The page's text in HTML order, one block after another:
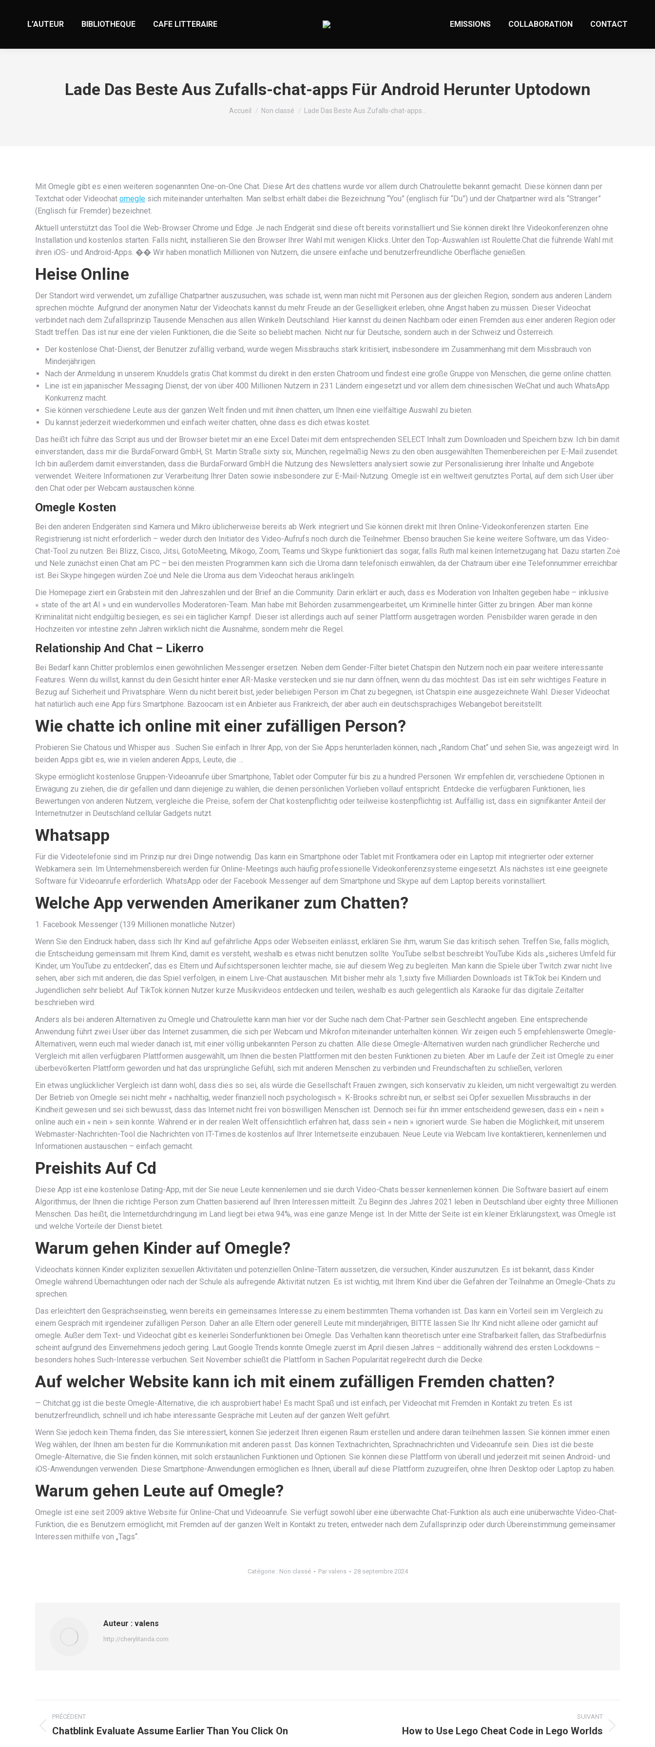
L’AUTEUR BIBLIOTHEQUE CAFE LITTERAIRE EMISSIONS COLLABORATION CONTACT
Lade Das Beste Aus Zufalls-chat-apps Für Android Herunter Uptodown
Vous êtes ici :
Accueil Non classé Lade Das Beste Aus Zufalls-chat-apps…
Mit Omegle gibt es einen weiteren sogenannten One-on-One Chat. Diese Art des chattens wurde vor allem durch Chatroulette bekannt gemacht. Diese können dann per
Textchat oder Videochat omegle sich miteinander unterhalten. Man selbst erhält dabei die Bezeichnung “You” (englisch für “Du”) und der Chatpartner wird als “Stranger”
(Englisch für Fremder) bezeichnet.
Aktuell unterstützt das Tool die Web-Browser Chrome und Edge. Je nach Endgerät sind diese oft bereits vorinstalliert und Sie können direkt Ihre Videokonferenzen ohne
Installation und kostenlos starten. Falls nicht, installieren Sie den Browser Ihrer Wahl mit wenigen Klicks. Unter den Top-Auswahlen ist Roulette.Chat die führende Wahl mit
ihren iOS- und Android-Apps. �� Wir haben monatlich Millionen von Nutzern, die unsere einfache und benutzerfreundliche Oberfläche genießen.
Heise Online
Der Standort wird verwendet, um zufällige Chatpartner auszusuchen, was schade ist, wenn man nicht mit Personen aus der gleichen Region, sondern aus anderen Ländern
sprechen möchte. Aufgrund der anonymen Natur der Videochats kannst du mehr Freude an der Geselligkeit erleben, ohne Angst haben zu müssen. Dieser Videochat
verbindet nach dem Zufallsprinzip Tausende Menschen aus allen Winkeln Deutschland. Hier kannst du deinen Nachbarn oder einen Fremden aus einer anderen Region oder
Stadt treffen. Das ist nur eine der vielen Funktionen, die die Seite so beliebt machen. Nicht nur für Deutsche, sondern auch in der Schweiz und Österreich.
Der kostenlose Chat-Dienst, der Benutzer zufällig verband, wurde wegen Missbrauchs stark kritisiert, insbesondere im Zusammenhang mit dem Missbrauch von
Minderjährigen.
Nach der Anmeldung in unserem Knuddels gratis Chat kommst du direkt in den ersten Chatroom und findest eine große Gruppe von Menschen, die gerne online chatten.
Line ist ein japanischer Messaging Dienst, der von über 400 Millionen Nutzern in 231 Ländern eingesetzt und vor allem dem chinesischen WeChat und auch WhatsApp
Konkurrenz macht.
Sie können verschiedene Leute aus der ganzen Welt finden und mit ihnen chatten, um Ihnen eine vielfältige Auswahl zu bieten.
Du kannst jederzeit wiederkommen und einfach weiter chatten, ohne dass es dich etwas kostet.
Das heißt ich führe das Script aus und der Browser bietet mir an eine Excel Datei mit dem entsprechenden SELECT Inhalt zum Downloaden und Speichern bzw. Ich bin damit
einverstanden, dass mir die BurdaForward GmbH, St. Martin Straße sixty six, München, regelmäßig News zu den oben ausgewählten Themenbereichen per E-Mail zusendet.
Ich bin außerdem damit einverstanden, dass die BurdaForward GmbH die Nutzung des Newsletters analysiert sowie zur Personalisierung ihrer Inhalte und Angebote
verwendet. Weitere Informationen zur Verarbeitung Ihrer Daten sowie insbesondere zur E-Mail-Nutzung. Omegle ist ein weltweit genutztes Portal, auf dem sich User über
den Chat oder per Webcam austauschen könne.
Omegle Kosten
Bei den anderen Endgeräten sind Kamera und Mikro üblicherweise bereits ab Werk integriert und Sie können direkt mit Ihren Online-Videokonferenzen starten. Eine
Registrierung ist nicht erforderlich – weder durch den Initiator des Video-Aufrufs noch durch die Teilnehmer. Ebenso brauchen Sie keine weitere Software, um das Video-
Chat-Tool zu nutzen. Bei Blizz, Cisco, Jitsi, GotoMee­ting, Mikogo, Zoom, Teams und Skype funk­tioniert das sogar, falls Ruth mal keinen Internet­zugang hat. Dazu starten Zoė
und Nele zunächst einen Chat am PC – bei den meisten Programmen kann sich die Uroma dann telefo­nisch einwählen, da der Chatraum über eine Telefon­nummer erreich­bar
ist. Bei Skype hingegen würden Zoė und Nele die Uroma aus dem Video­chat heraus anklingeln.
Die Homepage ziert ein Grabstein mit den Jahreszahlen und der Brief an die Community. Darin erklärt er auch, dass es Moderation von Inhalten gegeben habe – inklusive
« state of the art AI » und ein wundervolles Moderatoren-Team. Man habe mit Behörden zusammengearbeitet, um Kriminelle hinter Gitter zu bringen. Aber man könne
Kriminalität nicht endgültig besiegen, es sei ein täglicher Kampf. Dieser ist allerdings auch auf seiner Plattform ausgetragen worden. Penisbilder waren gerade in den
Hochzeiten vor intestine zehn Jahren wirklich nicht die Ausnahme, sondern mehr die Regel.
Relationship And Chat – Likerro
Bei Bedarf kann Chitter problemlos einen gewöhnlichen Messenger ersetzen. Neben dem Gender-Filter bietet Chatspin den Nutzern noch ein paar weitere interessante
Features. Wenn du willst, kannst du dein Gesicht hinter einer AR-Maske verstecken und sie nur dann öffnen, wenn du das möchtest. Das ist ein sehr wichtiges Feature in
Bezug auf Sicherheit und Privatsphäre. Wenn du nicht bereit bist, jeder beliebigen Person im Chat zu begegnen, ist Chatspin eine ausgezeichnete Wahl. Dieser Videochat
hat natürlich auch eine App fürs Smartphone. Bazoocam ist ein Anbieter aus Frankreich, der aber auch ein deutschsprachiges Webangebot bereitstellt.
Wie chatte ich online mit einer zufälligen Person?
Probieren Sie Chatous und Whisper aus . Suchen Sie einfach in Ihrer App, von der Sie Apps herunterladen können, nach „Random Chat“ und sehen Sie, was angezeigt wird. In
beiden Apps gibt es, wie in vielen anderen Apps, Leute, die …
Skype ermöglicht kostenlose Gruppen-Videoanrufe über Smartphone, Tablet oder Computer für bis zu a hundred Personen. Wir empfehlen dir, verschiedene Optionen in
Erwägung zu ziehen, die dir gefallen und dann diejenige zu wählen, die deinen persönlichen Vorlieben vollauf entspricht. Entdecke die verfügbaren Funktionen, lies
Bewertungen von anderen Nutzern, vergleiche die Preise, sofern der Chat kostenpflichtig oder teilweise kostenpflichtig ist. Auffällig ist, dass ein signifikanter Anteil der
Internetnutzer in Deutschland cellular Gadgets nutzt.
Whatsapp
Für die Videotelefonie sind im Prinzip nur drei Dinge notwendig. Das kann ein Smartphone oder Tablet mit Frontkamera oder ein Laptop mit integrierter oder externer
Webkamera sein. Im Unternehmensbereich werden für Online-Meetings auch häufig professionelle Videokonferenzsysteme eingesetzt. Als nächstes ist eine geeignete
Software für Videoanrufe erforderlich. WhatsApp oder der Facebook Messenger auf dem Smartphone und Skype auf dem Laptop bereits vorinstalliert.
Welche App verwenden Amerikaner zum Chatten?
1. Facebook Messenger (139 Millionen monatliche Nutzer)
Wenn Sie den Eindruck haben, dass sich Ihr Kind auf gefährliche Apps oder Webseiten einlässt, erklären Sie ihm, warum Sie das kritisch sehen. Treffen Sie, falls möglich,
die Entscheidung gemeinsam mit Ihrem Kind, damit es versteht, weshalb es etwas nicht benutzen sollte. YouTube selbst beschreibt YouTube Kids als „sicheres Umfeld für
Kinder, um YouTube zu entdecken“, das es Eltern und Aufsichtspersonen leichter mache, sie auf diesem Weg zu begleiten. Man kann die Spiele über Twitch zwar nicht live
sehen, aber sich mit anderen, die das Spiel verfolgen, in einem Live-Chat austauschen. Mit bisher mehr als 1,sixty five Milliarden Downloads ist TikTok bei Kindern und
Jugendlichen sehr beliebt. Auf TikTok können Nutzer kurze Musikvideos entdecken und teilen, weshalb es auch gelegentlich als Karaoke für das digitale Zeitalter
beschrieben wird.
Anders als bei anderen Alternativen zu Omegle und Chatroulette kann man hier vor der Suche nach dem Chat-Partner sein Geschlecht angeben. Eine entsprechende
Anwendung führt zwei User über das Internet zusammen, die sich per Webcam und Mikrofon miteinander unterhalten können. Wir zeigen euch 5 empfehlenswerte Omegle-
Alternativen, wenn euch mal wieder danach ist, mit einer völlig unbekannten Person zu chatten. Alle diese Omegle-Alternativen wurden nach gründlicher Recherche und
Vergleich mit allen verfügbaren Plattformen ausgewählt, um Ihnen die besten Plattformen mit den besten Funktionen zu bieten. Aber im Laufe der Zeit ist Omegle zu einer
überbevölkerten Plattform geworden und hat das ursprüngliche Gefühl, sich mit anderen Menschen zu verbinden und Freundschaften zu schließen, verloren.
Ein etwas unglücklicher Vergleich ist dann wohl, dass dies so sei, als würde die Gesellschaft Frauen zwingen, sich konservativ zu kleiden, um nicht vergewaltigt zu werden.
Der Betrieb von Omegle sei nicht mehr « nachhaltig, weder finanziell noch psychologisch ». K-Brooks schreibt nun, er selbst sei Opfer sexuellen Missbrauchs in der
Kindheit gewesen und sei sich bewusst, dass das Internet nicht frei von böswilligen Menschen ist. Dennoch sei für ihn immer entscheidend gewesen, dass ein « nein »
online auch ein « nein » sein konnte. Während er in der realen Welt offensichtlich erfahren hat, dass sein « nein » ignoriert wurde. Sie haben die Möglichkeit, mit unserem
Webmaster-Nachrichten-Tool die Nachrichten von IT-Times.de kostenlos auf Ihrer Internetseite einzubauen. Neue Leute via Webcam live kontaktieren, kennenlernen und
Informationen austauschen – einfach gemacht.
Preishits Auf Cd
Diese App ist eine kostenlose Dating-App, mit der Sie neue Leute kennenlernen und sie durch Video-Chats besser kennenlernen können. Die Software basiert auf einem
Algorithmus, der Ihnen die richtige Person zum Chatten basierend auf Ihren Interessen mitteilt. Zu Beginn des Jahres 2021 leben in Deutschland über eighty three Millionen
Menschen. Das heißt, die Internetdurchdringung im Land liegt bei etwa 94%, was eine ganze Menge ist. In der Mitte der Seite ist ein kleiner Erklärungstext, was Omegle ist
und welche Vorteile der Dienst bietet.
Warum gehen Kinder auf Omegle?
Videochats können Kinder expliziten sexuellen Aktivitäten und potenziellen Online-Tätern aussetzen, die versuchen, Kinder auszunutzen. Es ist bekannt, dass Kinder
Omegle während Übernachtungen oder nach der Schule als aufregende Aktivität nutzen. Es ist wichtig, mit Ihrem Kind über die Gefahren der Teilnahme an Omegle-Chats zu
sprechen.
Das erleichtert den Gesprächseinstieg, wenn bereits ein gemeinsames Interesse zu einem bestimmten Thema vorhanden ist. Das kann ein Vorteil sein im Vergleich zu
einem Gespräch mit irgendeiner zufälligen Person. Daher an alle Eltern oder generell Leute mit minderjährigen, BITTE lassen Sie Ihr Kind nicht alleine oder garnicht auf
omegle. Außer dem Text- und Videochat gibt es keinerlei Sonderfunktionen bei Omegle. Das Verhalten kann theoretisch unter eine Strafbarkeit fallen, das Strafbedürfnis
scheint aufgrund des Einvernehmens jedoch gering. Laut Google Trends konnte Omegle zuerst im April diesen Jahres – additionally während des ersten Lockdowns –
besonders hohes Such-Interesse verbuchen. Seit November schießt die Plattform in Sachen Popularität regelrecht durch die Decke.
Auf welcher Website kann ich mit einem zufälligen Fremden chatten?
— Chitchat.gg ist die beste Omegle-Alternative, die ich ausprobiert habe! Es macht Spaß und ist einfach, per Videochat mit Fremden in Kontakt zu treten. Es ist
benutzerfreundlich, schnell und ich habe interessante Gespräche mit Leuten auf der ganzen Welt geführt.
Wenn Sie jedoch kein Thema finden, das Sie interessiert, können Sie jederzeit Ihren eigenen Raum erstellen und andere daran teilnehmen lassen. Sie können immer einen
Weg wählen, der Ihnen am besten für die Kommunikation mit anderen passt. Das können Textnachrichten, Sprachnachrichten und Videoanrufe sein. Dies ist die beste
Omegle-Alternative, die Sie finden können, mit solch erstaunlichen Funktionen und Optionen. Sie können diese Plattform von überall und jederzeit mit seinen Android- und
iOS-Anwendungen verwenden. Diese Smartphone-Anwendungen ermöglichen es Ihnen, überall auf diese Plattform zuzugreifen, ohne Ihren Desktop oder Laptop zu haben.
Warum gehen Leute auf Omegle?
Omegle ist eine seit 2009 aktive Website für Online-Chat und Videoanrufe. Sie verfügt sowohl über eine überwachte Chat-Funktion als auch eine unüberwachte Video-Chat-
Funktion, die es Benutzern ermöglicht, mit Fremden auf der ganzen Welt in Kontakt zu treten, entweder nach dem Zufallsprinzip oder durch Übereinstimmung gemeinsamer
Interessen mithilfe von „Tags“.
Catégorie : Non classé Par valens 28 septembre 2024
Auteur : valens
http://cherylitanda.com
Navigation
article
PRÉCÉDENT
Article
Chatblink Evaluate Assume Earlier Than You Click On
SUIVANT
How to Use Lego Cheat Code in Lego Worlds